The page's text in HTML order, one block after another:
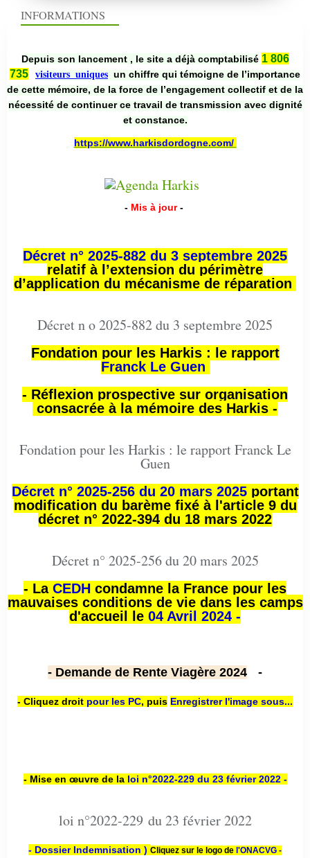
INFORMATIONS
Depuis son lancement , le site a déjà comptabilisé 1 806
735
visiteurs uniques un chiffre qui témoigne de l’importance
de cette mémoire, de la force de l’engagement collectif et de la
nécessité de continuer ce travail de transmission avec dignité
et constance.
https://www.harkisdordogne.com/
- Mis à jour -
Décret n° 2025-882 du 3 septembre 2025
relatif à l’extension du périmètre
d’application du mécanisme de réparation
Décret n o 2025-882 du 3 septembre 2025
Fondation pour les Harkis : le rapport
Franck Le Guen
- Réflexion prospective sur organisation
consacrée à la mémoire des Harkis -
Fondation pour les Harkis : le rapport Franck Le
Guen
Décret n° 2025-256 du 20 mars 2025portant
modification du barème fixé à l'article 9 du
décret n° 2022-394 du 18 mars 2022
Décret n° 2025-256 du 20 mars 2025
- La CEDH condamne la France pour les
mauvaises conditions de vie dans les camps
d'accueil le 04 Avril 2024 -
- Demande de Rente Viagère 2024 -
- Cliquez droit pour les PC, puis Enregistrer l'image sous...
- Mise en œuvre de la loi n°2022-229 du 23 février 2022 -
loi n°2022-229 du 23 février 2022
- Dossier Indemnisation ) Cliquez sur le logo de l'ONACVG -